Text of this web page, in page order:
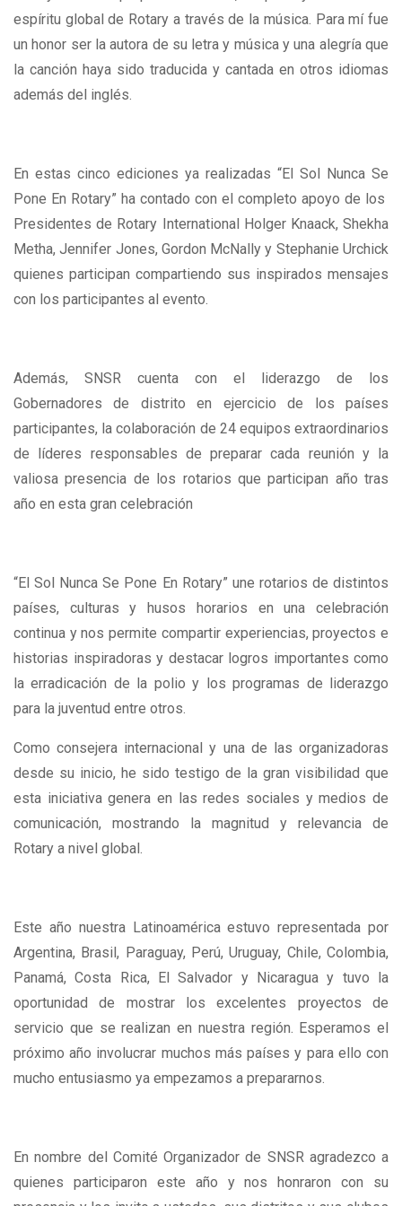
espíritu global de Rotary a través de la música. Para mí fue
un honor ser la autora de su letra y música y una alegría que
la canción haya sido traducida y cantada en otros idiomas
además del inglés.
En estas cinco ediciones ya realizadas “El Sol Nunca Se
Pone En Rotary” ha contado con el completo apoyo de los
Presidentes de Rotary International Holger Knaack, Shekha
Metha, Jennifer Jones, Gordon McNally y Stephanie Urchick
quienes participan compartiendo sus inspirados mensajes
con los participantes al evento.
Además, SNSR cuenta con el liderazgo de los
Gobernadores de distrito en ejercicio de los países
participantes, la colaboración de 24 equipos extraordinarios
de líderes responsables de preparar cada reunión y la
valiosa presencia de los rotarios que participan año tras
año en esta gran celebración
“El Sol Nunca Se Pone En Rotary” une rotarios de distintos
países, culturas y husos horarios en una celebración
continua y nos permite compartir experiencias, proyectos e
historias inspiradoras y destacar logros importantes como
la erradicación de la polio y los programas de liderazgo
para la juventud entre otros.
Como consejera internacional y una de las organizadoras
desde su inicio, he sido testigo de la gran visibilidad que
esta iniciativa genera en las redes sociales y medios de
comunicación, mostrando la magnitud y relevancia de
Rotary a nivel global.
Este año nuestra Latinoamérica estuvo representada por
Argentina, Brasil, Paraguay, Perú, Uruguay, Chile, Colombia,
Panamá, Costa Rica, El Salvador y Nicaragua y tuvo la
oportunidad de mostrar los excelentes proyectos de
servicio que se realizan en nuestra región. Esperamos el
próximo año involucrar muchos más países y para ello con
mucho entusiasmo ya empezamos a prepararnos.
En nombre del Comité Organizador de SNSR agradezco a
quienes participaron este año y nos honraron con su